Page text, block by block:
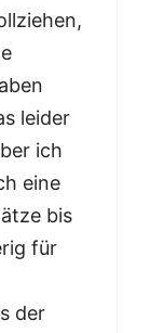
leider
ich
eine
bis
für
der